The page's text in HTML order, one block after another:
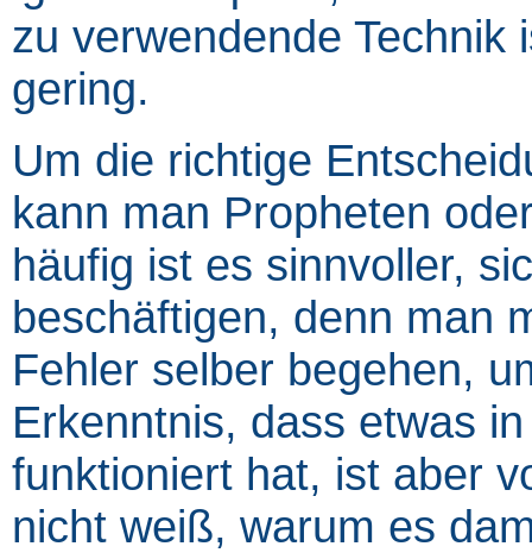
zu verwendende
gering.
Um die richtige
kann man Propheten
häufig ist es sinnvoller,
beschäftigen, denn man
Fehler selber begehen,
Erkenntnis, dass etwas
funktioniert hat, ist aber
nicht weiß, warum es